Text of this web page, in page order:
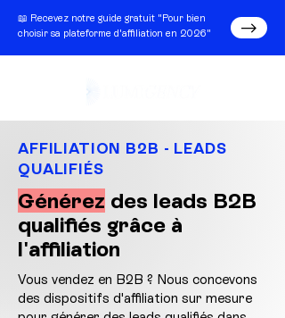
📖 Recevez notre guide gratuit "Pour bien
choisir sa plateforme d'affiliation en 2026"
AFFILIATION B2B - LEADS
QUALIFIÉS
Générez des leads B2B
qualifiés grâce à
l'affiliation
Vous vendez en B2B ? Nous concevons
des dispositifs d'affiliation sur mesure